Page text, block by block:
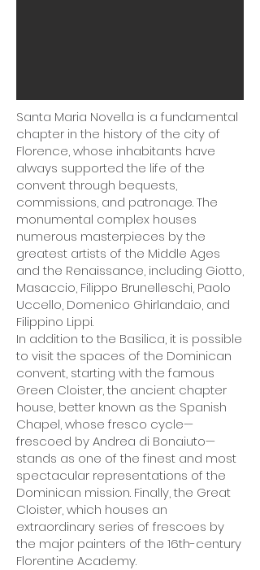
Santa Maria Novella is a fundamental
chapter in the history of the city of
Florence, whose inhabitants have
always supported the life of the
convent through bequests,
commissions, and patronage. The
monumental complex houses
numerous masterpieces by the
greatest artists of the Middle Ages
and the Renaissance, including Giotto,
Masaccio, Filippo Brunelleschi, Paolo
Uccello, Domenico Ghirlandaio, and
Filippino Lippi.
In addition to the Basilica, it is possible
to visit the spaces of the Dominican
convent, starting with the famous
Green Cloister, the ancient chapter
house, better known as the Spanish
Chapel, whose fresco cycle—
frescoed by Andrea di Bonaiuto—
stands as one of the finest and most
spectacular representations of the
Dominican mission. Finally, the Great
Cloister, which houses an
extraordinary series of frescoes by
the major painters of the 16th-century
Florentine Academy.